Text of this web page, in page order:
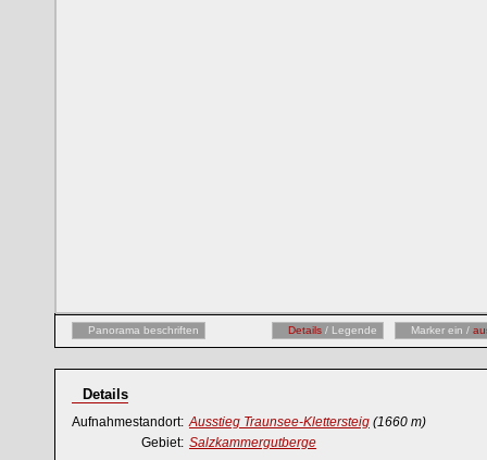
Panorama beschriften Details / Legende Marker ein /
Details
Aufnahmestandort: Ausstieg Traunsee-Klettersteig (1660 m)
Gebiet: Salzkammergutberge